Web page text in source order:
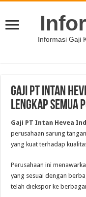
Informasi Gaji
Gaji PT Intan
Lengkap Semua
Gaji PT Intan Hevea
perusahaan sarung
yang kuat terhadap
Perusahaan ini
yang sesuai dengan
telah diekspor ke